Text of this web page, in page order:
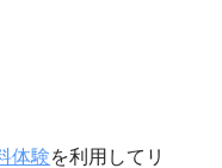
体験を利用してリ